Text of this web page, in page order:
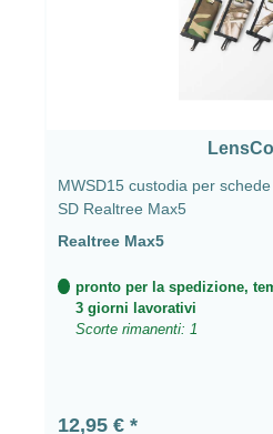
MWSD15 custodia per
SD Realtree Max5
Realtree Max5
pronto per la spedizione,
3 giorni lavorativi
Scorte rimanenti: 1
Prezzo normale:
12,95 €